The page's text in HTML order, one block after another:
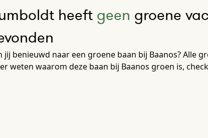
heeft geen groene
jij benieuwd naar een groene baan bij Baanos? Alle
weten waarom deze baan bij Baanos groen is,